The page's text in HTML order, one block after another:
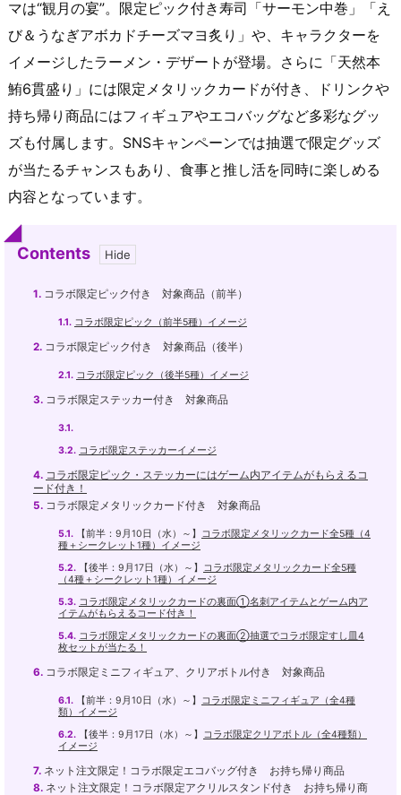
マは“観月の宴”。限定ピック付き寿司「サーモン中巻」「え
び＆うなぎアボカドチーズマヨ炙り」や、キャラクターを
イメージしたラーメン・デザートが登場。さらに「天然本
鮪6貫盛り」には限定メタリックカードが付き、ドリンクや
持ち帰り商品にはフィギュアやエコバッグなど多彩なグッ
ズも付属します。SNSキャンペーンでは抽選で限定グッズ
が当たるチャンスもあり、食事と推し活を同時に楽しめる
内容となっています。
Contents
1. コラボ限定ピック付き 対象商品（前半）
1.1. コラボ限定ピック（前半5種）イメージ
2. コラボ限定ピック付き 対象商品（後半）
2.1. コラボ限定ピック（後半5種）イメージ
3. コラボ限定ステッカー付き 対象商品
3.1.
3.2. コラボ限定ステッカーイメージ
4. コラボ限定ピック・ステッカーにはゲーム内アイテムがもらえるコ
ード付き！
5. コラボ限定メタリックカード付き 対象商品
5.1. 【前半：9月10日（水）～】 コラボ限定メタリックカード全5種（4
種＋シークレット1種）イメージ
5.2. 【後半：9月17日（水）～】 コラボ限定メタリックカード全5種
（4種＋シークレット1種）イメージ
5.3. コラボ限定メタリックカードの裏面①名刺アイテムとゲーム内ア
イテムがもらえるコード付き！
5.4. コラボ限定メタリックカードの裏面②抽選でコラボ限定すし皿4
枚セットが当たる！
6. コラボ限定ミニフィギュア、クリアボトル付き 対象商品
6.1. 【前半：9月10日（水）～】 コラボ限定ミニフィギュア（全4種
類）イメージ
6.2. 【後半：9月17日（水）～】 コラボ限定クリアボトル（全4種類）
イメージ
7. ネット注文限定！コラボ限定エコバッグ付き お持ち帰り商品
8. ネット注文限定！コラボ限定アクリルスタンド付き お持ち帰り商